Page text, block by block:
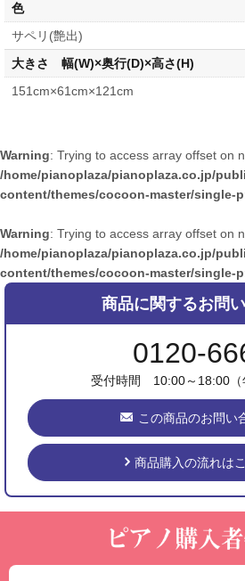
色
サペリ(艶出)
大きさ 幅(W)×奥行(D)×高さ(H)
151cm×61cm×121cm
Warning: Trying to access array offset on
/home/pianoplaza/pianoplaza.co.jp/
content/themes/cocoon-master/single-
Warning: Trying to access array offset on
/home/pianoplaza/pianoplaza.co.jp/
content/themes/cocoon-master/single-
商品に関するお問
0120-
受付時間 10:00～18:00（
この商品のお問い
商品購入の流れは